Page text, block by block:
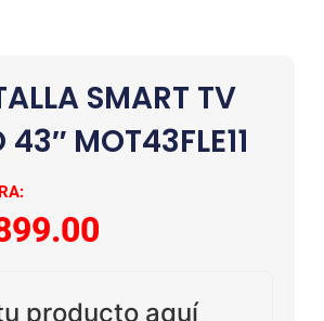
SMART TV
43″ MOT43FLE11
producto aquí